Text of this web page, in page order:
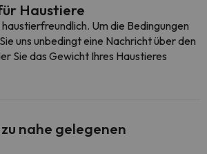
Haustiere
Um die Bedingungen
uns unbedingt eine Nachricht über den
Sie das Gewicht Ihres Haustieres
nahe gelegenen